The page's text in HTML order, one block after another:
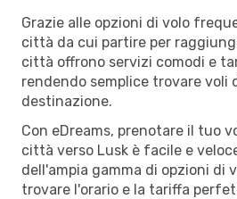
Grazie alle opzioni di volo
città da cui partire per
città offrono servizi comodi e
rendendo semplice trovare voli
destinazione.
Con eDreams, prenotare il tuo
città verso Lusk è facile e
dell'ampia gamma di opzioni di
trovare l'orario e la tariffa